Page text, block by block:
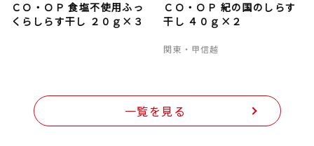
ＣＯ・ＯＰ 食塩不使用ふっ
くらしらす干し ２０ｇ×３
ＣＯ・ＯＰ 紀の国のしらす
干し ４０ｇ×２
関東・甲信越
一覧を見る